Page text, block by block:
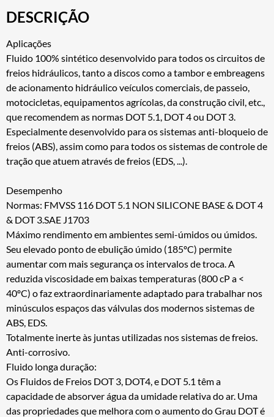
DESCRIÇÃO
Aplicações
Fluido 100% sintético desenvolvido para todos os circuitos de
freios hidráulicos, tanto a discos como a tambor e embreagens
de acionamento hidráulico veículos comerciais, de passeio,
motocicletas, equipamentos agrícolas, da construção civil, etc.,
que recomendem as normas DOT 5.1, DOT 4 ou DOT 3.
Especialmente desenvolvido para os sistemas anti-bloqueio de
freios (ABS), assim como para todos os sistemas de controle de
tração que atuem através de freios (EDS, ...).
Desempenho
Normas: FMVSS 116 DOT 5.1 NON SILICONE BASE & DOT 4
& DOT 3.SAE J1703
Máximo rendimento em ambientes semi-úmidos ou úmidos.
Seu elevado ponto de ebulição úmido (185ºC) permite
aumentar com mais segurança os intervalos de troca. A
reduzida viscosidade em baixas temperaturas (800 cP a <
40ºC) o faz extraordinariamente adaptado para trabalhar nos
minúsculos espaços das válvulas dos modernos sistemas de
ABS, EDS.
Totalmente inerte às juntas utilizadas nos sistemas de freios.
Anti-corrosivo.
Fluido longa duração:
Os Fluidos de Freios DOT 3, DOT4, e DOT 5.1 têm a
capacidade de absorver água da umidade relativa do ar. Uma
das propriedades que melhora com o aumento do Grau DOT é